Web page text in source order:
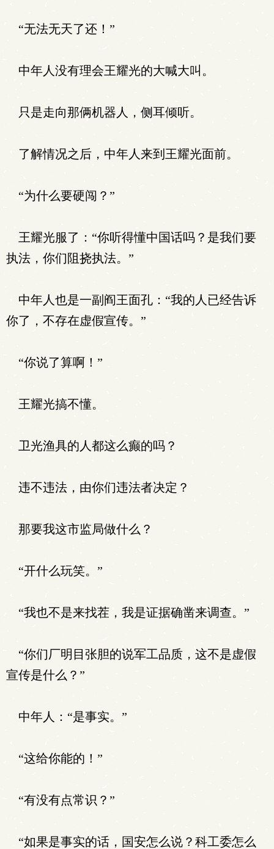
“无法无天了还！”
中年人没有理会王耀光的大喊大叫。
只是走向那俩机器人，侧耳倾听。
了解情况之后，中年人来到王耀光面前。
“为什么要硬闯？”
王耀光服了：“你听得懂中国话吗？是我们要
执法，你们阻挠执法。”
中年人也是一副阎王面孔：“我的人已经告诉
你了，不存在虚假宣传。”
“你说了算啊！”
王耀光搞不懂。
卫光渔具的人都这么癫的吗？
违不违法，由你们违法者决定？
那要我这市监局做什么？
“开什么玩笑。”
“我也不是来找茬，我是证据确凿来调查。”
“你们厂明目张胆的说军工品质，这不是虚假
宣传是什么？”
中年人：“是事实。”
“这给你能的！”
“有没有点常识？”
“如果是事实的话，国安怎么说？科工委怎么